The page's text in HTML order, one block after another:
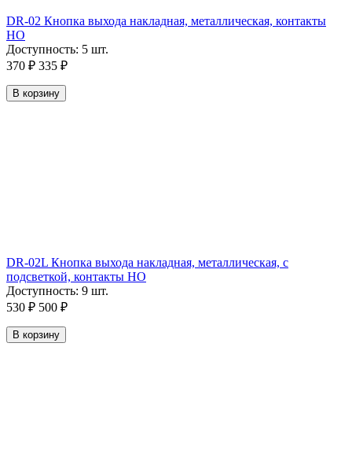
DR-02 Кнопка выхода накладная, металлическая, контакты
НО
Доступность: 5 шт.
370 ₽ 335 ₽
В корзину
DR-02L Кнопка выхода накладная, металлическая, с
подсветкой, контакты НО
Доступность: 9 шт.
530 ₽ 500 ₽
В корзину